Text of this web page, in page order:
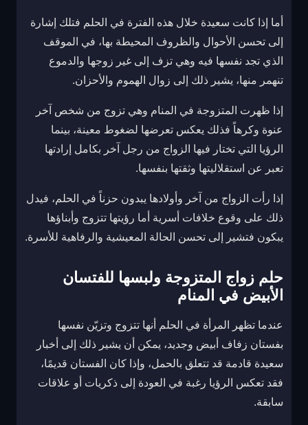
أما إذا كانت سعيدة خلال هذه الفترة في الحلم فتلك إشارة
إلى تحسن الأحوال والظروف المحيطة بها، في الموقف
الذي تجد نفسها فيه وهي تزف إلى غير زوجها والدموع
تنهمر منها، يشير ذلك إلى زوال الهموم والأحزان.
إذا ظهرت المتزوجة في المنام وهي تزوج من شخص آخر
عنوة وكرهاً فذلك يعكس تعرضها لضغوط معينة، بينما
الرؤيا التي تختار فيها الزواج من رجل آخر بكامل إرادتها
تعبر عن استقلاليتها وثقتها بنفسها.
إذا رأت الزواج من آخر وأولادها يبدون حزناً في الحلم، فيدل
ذلك على وقوع خلافات أسرية أما رؤيتها تتزوج وأبناؤها
يبكون فتشير إلى تحسن الحالة المعيشية والرفاهية للأسرة.
حلم زواج المتزوجة ولبسها للفتسان
الأبيض في المنام
عندما تظهر المرأة في الحلم أنها تتزوج وتزيّن نفسها
بفستان زفاف أبيض وجديد، يمكن أن يشير ذلك إلى أخبار
سعيدة قادمة قد تتعلق بالحمل، وإذا كان الفستان قديمًا،
فقد تعكس الرؤيا رغبة في العودة إلى ذكريات أو علاقات
سابقة.